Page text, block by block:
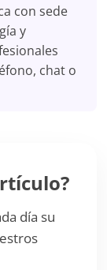
con sede
y
chat o
día su